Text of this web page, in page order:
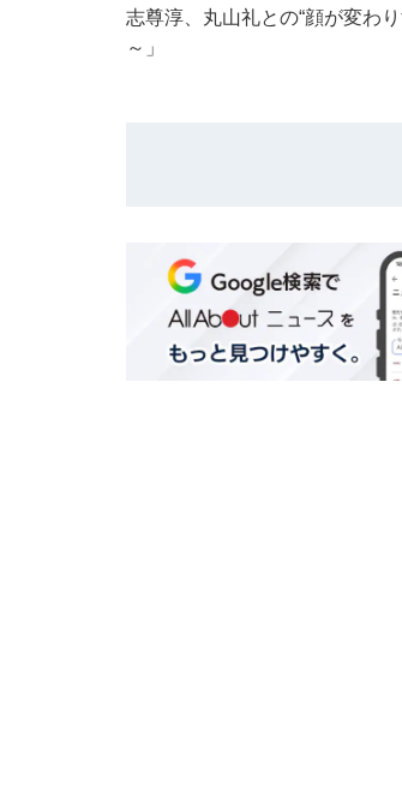
志尊淳、丸山礼との“顔が変わ
～」